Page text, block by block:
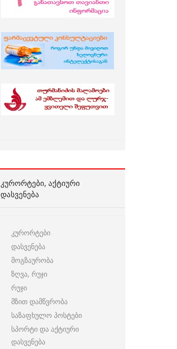
ᲙᲣᲠᲝᲠᲢᲔᲑᲘ, ᲐᲥᲢᲘᲣᲠᲘ
ᲓᲐᲡᲕᲔᲜᲔᲑᲐ
კურორტები
დასვენება
მოგზაურობა
ზღვა, რუჯი
რუჯი
მზით დამწვრობა
საზაფხულო პოსტები
სპორტი და აქტიური
დასვენება